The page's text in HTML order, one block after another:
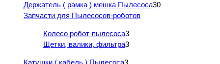
Держатель ( рамка ) мешка Пылесоса30
Запчасти для Пылесосов-роботов
Колесо робот-пылесоса3
Щетки, валики, фильтра3